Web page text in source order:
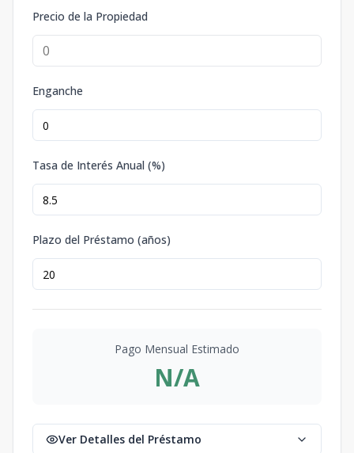
Precio de la Propiedad
Enganche
Tasa de Interés Anual (%)
Plazo del Préstamo (años)
Pago Mensual Estimado
N/A
Ver Detalles del Préstamo